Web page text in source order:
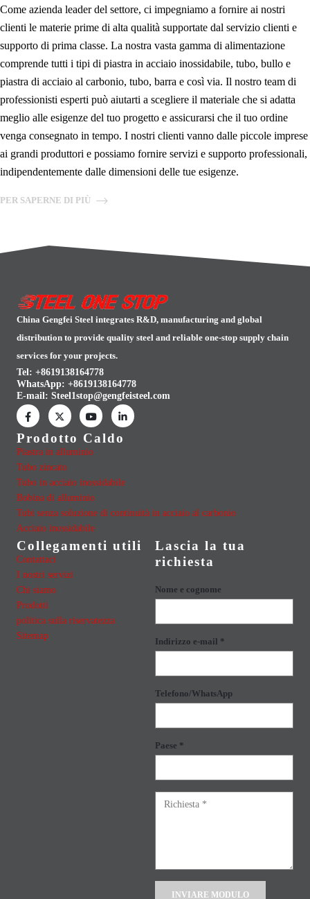
Come azienda leader del settore, ci impegniamo a fornire ai nostri
clienti le materie prime di alta qualità supportate dal servizio clienti e
supporto di prima classe. La nostra vasta gamma di alimentazione
comprende tutti i tipi di piastra in acciaio inossidabile, tubo, bullo e
piastra di acciaio al carbonio, tubo, barra e così via. Il nostro team di
professionisti esperti può aiutarti a scegliere il materiale che si adatta
meglio alle esigenze del tuo progetto e assicurarsi che il tuo ordine
venga consegnato in tempo. I nostri clienti vanno dalle piccole imprese
ai grandi produttori e possiamo fornire servizi e supporto professionali,
indipendentemente dalle dimensioni delle tue esigenze.
PER SAPERNE DI PIÙ
China Gengfei Steel integrates R&D, manufacturing and global
distribution to provide quality steel and reliable one-stop supply chain
services for your projects.
Tel: +8619138164778
WhatsApp: +8619138164778
E-mail: Steel1stop@gengfeisteel.com
Prodotto Caldo
Piastra in alluminio
Tubo zincato
Tubo in acciaio inossidabile
Bobina di alluminio
Tubi senza soluzione di continuità in acciaio al carbonio
Acciaio inossidabile
Collegamenti utili
Contattaci
I nostri servizi
Chi siamo
Prodotti
politica sulla riservatezza
Sitemap
Lascia la tua
richiesta
Nome e cognome
Indirizzo e-mail *
Telefono/WhatsApp
Paese *